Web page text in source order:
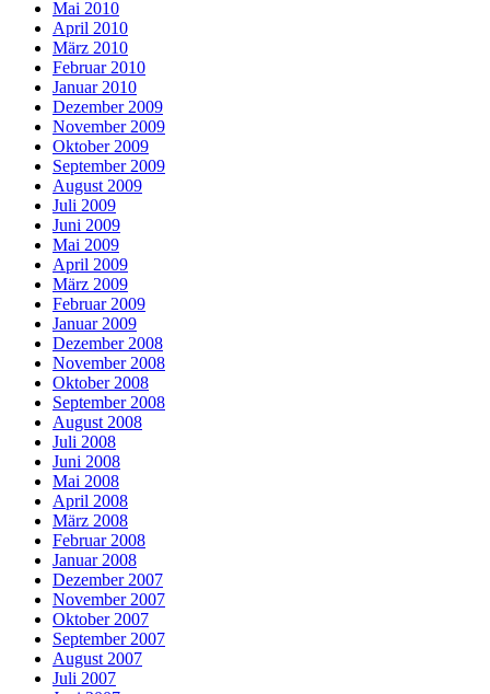
Mai 2010
April 2010
März 2010
Februar 2010
Januar 2010
Dezember 2009
November 2009
Oktober 2009
September 2009
August 2009
Juli 2009
Juni 2009
Mai 2009
April 2009
März 2009
Februar 2009
Januar 2009
Dezember 2008
November 2008
Oktober 2008
September 2008
August 2008
Juli 2008
Juni 2008
Mai 2008
April 2008
März 2008
Februar 2008
Januar 2008
Dezember 2007
November 2007
Oktober 2007
September 2007
August 2007
Juli 2007